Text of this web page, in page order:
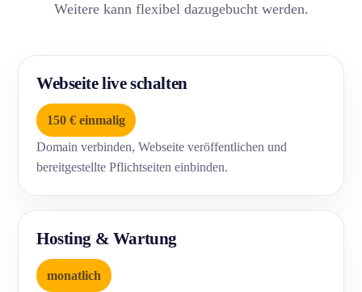
Weitere kann flexibel dazugebucht werden.
Webseite live schalten
150 € einmalig
Domain verbinden, Webseite veröffentlichen und
bereitgestellte Pflichtseiten einbinden.
Hosting & Wartung
monatlich